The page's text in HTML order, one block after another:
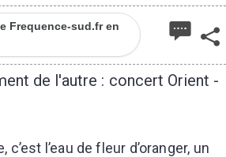
Frequence-sud.fr en
de l'autre : concert Orient -
c’est l’eau de fleur d’oranger, un